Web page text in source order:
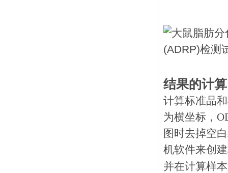
结果的计算
计算标准品
为横坐标，
图时去掉空
机软件来创
并在计算样